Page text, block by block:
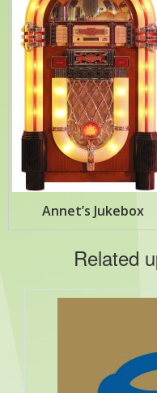
Annet’s Jukebox
Related